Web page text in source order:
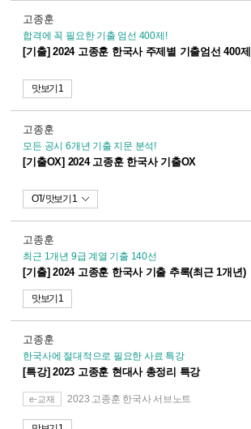
고종훈
합격에 꼭 필요한 기출 엄선 400제!
[기출] 2024 고종훈 한국사 주제별 기출엄선 400제
맛보기 1
고종훈
모든 공시 6개년 기출 지문 분석!
[기출OX] 2024 고종훈 한국사 기출OX
OT 맛보기 1
고종훈
최근 1개년 9급 계열 기출 140선
[기출] 2024 고종훈 한국사 기출 추록(최근 1개년)
맛보기 1
고종훈
한국사에 절대적으로 필요한 사료 특강
[특강] 2023 고종훈 현대사 총정리 특강
e-교재 2023 고종훈 한국사 서브노트